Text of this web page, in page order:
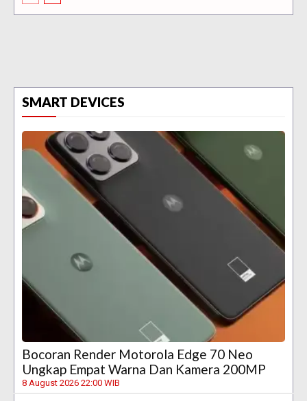
SMART DEVICES
Bocoran Render Motorola Edge 70 Neo
Ungkap Empat Warna Dan Kamera 200MP
8 August 2026 22:00 WIB